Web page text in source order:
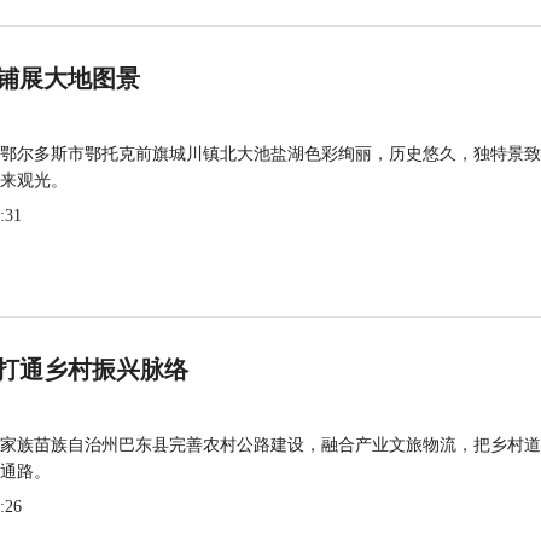
展大地图景
尔多斯市鄂托克前旗城川镇北大池盐湖色彩绚丽，历史悠久，独特景
观光。
通乡村振兴脉络
族苗族自治州巴东县完善农村公路建设，融合产业文旅物流，把乡村
路。